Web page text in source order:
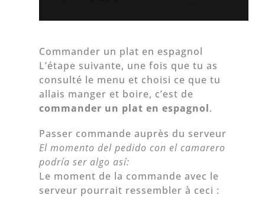
Commander un plat en espagnol
L’étape suivante, une fois que tu as
consulté le menu et choisi ce que tu
allais manger et boire, c’est de
commander un plat en espagnol.
Passer commande auprès du serveur
El momento del pedido con el camarero
podría ser algo así:
Le moment de la commande avec le
serveur pourrait ressembler à ceci :